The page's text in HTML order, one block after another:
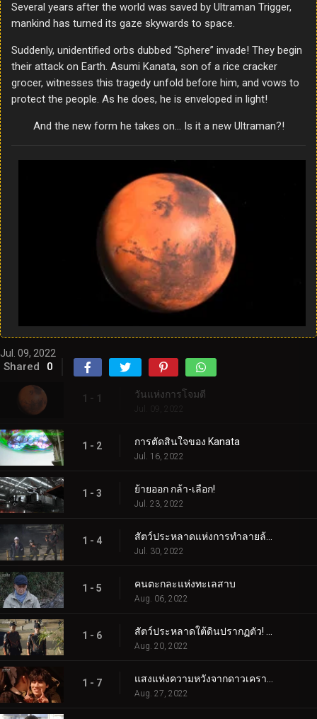
Several years after the world was saved by Ultraman Trigger,
mankind has turned its gaze skywards to space.
Suddenly, unidentified orbs dubbed “Sphere” invade! They begin
their attack on Earth. Asumi Kanata, son of a rice cracker
grocer, witnesses this tragedy unfold before him, and vows to
protect the people. As he does, he is enveloped in light!
And the new form he takes on… Is it a new Ultraman?!
Jul. 09, 2022
Shared 0
1 - 1 วันแห่งการโจมตี
Jul. 09, 2022
1 - 2 การตัดสินใจของ Kanata
Jul. 16, 2022
1 - 3 ย้ายออก กล้า-เลือก!
Jul. 23, 2022
1 - 4
Jul. 30, 2022
1 - 5 คนตะกละแห่งทะเลสาบ
Aug. 06, 2022
1 - 6
Aug. 20, 2022
1 - 7
Aug. 27, 2022